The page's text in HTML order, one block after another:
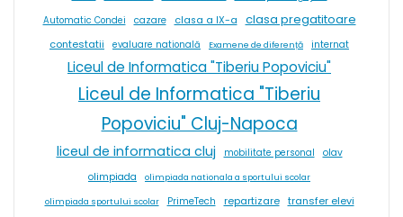
Automatic Condei cazare clasa a IX-a clasa pregatitoare
contestatii evaluare natională Examene de diferență internat
Liceul de Informatica "Tiberiu Popoviciu"
Liceul de Informatica "Tiberiu
Popoviciu" Cluj-Napoca
liceul de informatica cluj mobilitate personal
olav
olimpiada
olimpiada nationala a sportului scolar
olimpiada sportului scolar PrimeTech repartizare transfer elevi